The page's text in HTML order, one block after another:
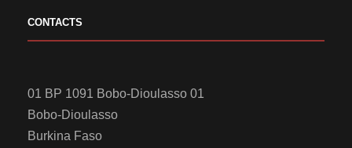
CONTACTS
01 BP 1091 Bobo-Dioulasso 01
Bobo-Dioulasso
Burkina Faso